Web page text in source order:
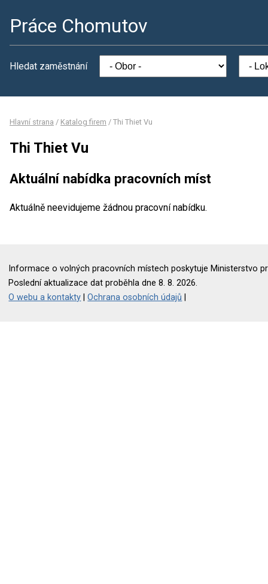
Práce Chomutov
Hledat zaměstnání
Hlavní strana / Katalog firem / Thi Thiet Vu
Thi Thiet Vu
Aktuální nabídka pracovních míst
Aktuálně neevidujeme žádnou pracovní nabídku.
Informace o volných pracovních místech poskytuje Ministerstvo
Poslední aktualizace dat proběhla dne 8. 8. 2026.
O webu a kontakty |Ochrana osobních údajů